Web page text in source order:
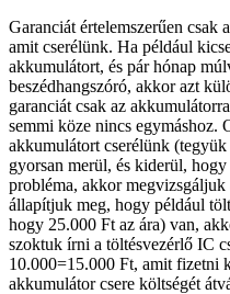
Garanciát értelemszerűen csak
amit cserélünk. Ha például
akkumulátort, és pár hónap
beszédhangszóró, akkor azt
garanciát csak az
semmi köze nincs egymáshoz.
akkumulátort cserélünk
gyorsan merül, és kiderül,
probléma, akkor megvizsgáljuk
állapítjuk meg, hogy például
hogy 25.000 Ft az ára) van,
szoktuk írni a töltésvezérlő IC
10.000=15.000 Ft, amit fizetni
akkumulátor csere költségét